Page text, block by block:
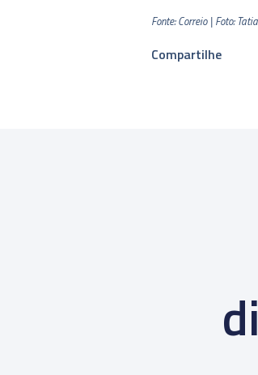
Fonte: Correio | Foto:
Compartilhe